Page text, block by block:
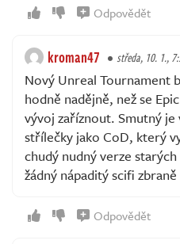
Odpovědět
kroman47 středa, 10. 1.,
Nový Unreal Tournament
hodně nadějně, než se
vývoj zaříznout. Smutný
střílečky jako CoD, který
chudý nudný verze
žádný nápaditý scifi zbraně
Odpovědět